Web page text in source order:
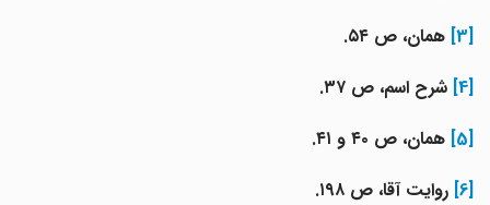
[3]همان، ص ۵۴.
[4]شرح اسم، ص ۳۷.
[5]همان، ص ۴۰ و ۴۱.
روایت آقا، ص ۱۹۸.